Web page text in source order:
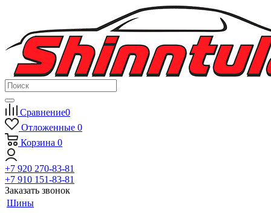
Сравнение0
Отложенные 0
Корзина 0
+7 920 270-83-81
+7 910 151-83-81
Заказать звонок
Шины